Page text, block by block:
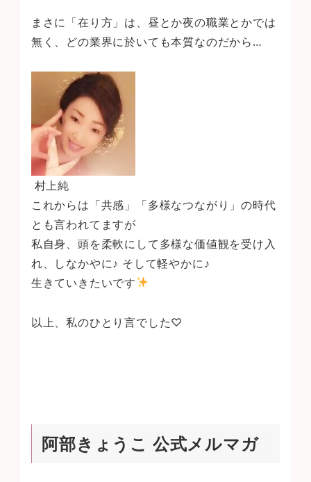
まさに「在り方」は、昼とか夜の職業とかでは
無く、どの業界に於いても本質なのだから…
村上純
これからは「共感」「多様なつながり」の時代
とも言われてますが
私自身、頭を柔軟にして多様な価値観を受け入
れ、しなかやに♪ そして軽やかに♪
生きていきたいです
以上、私のひとり言でした♡
阿部きょうこ 公式メルマガ